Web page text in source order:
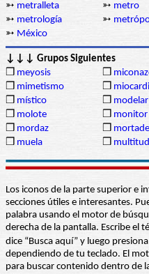
➳ metralleta ➳ metro
➳ metrología ➳
➳ México
↓↓↓ Grupos Siguientes
❒ meyosis ❒
❒ mimetismo ❒
❒ místico ❒ modelar
❒ molote ❒ monitor
❒ mordaz ❒
❒ muela ❒
Los iconos de la parte superior e
secciones útiles e interesantes.
palabra usando el motor de
derecha de la pantalla. Escribe el
dice “Busca aquí” y luego
dependiendo de tu teclado. El
para buscar contenido dentro de